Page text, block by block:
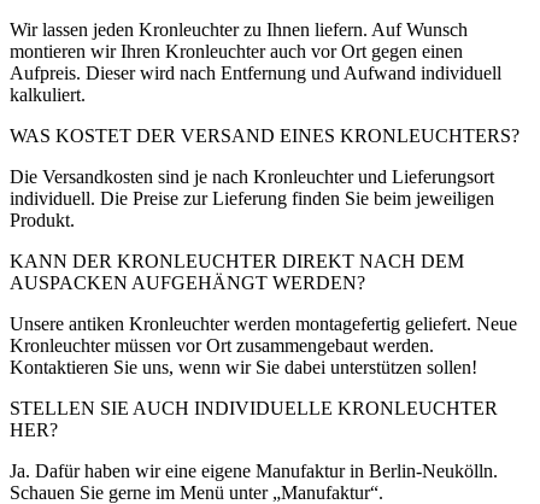
Wir lassen jeden Kronleuchter zu Ihnen liefern. Auf Wunsch
montieren wir Ihren Kronleuchter auch vor Ort gegen einen
Aufpreis. Dieser wird nach Entfernung und Aufwand individuell
kalkuliert.
WAS KOSTET DER VERSAND EINES KRONLEUCHTERS?
Die Versandkosten sind je nach Kronleuchter und Lieferungsort
individuell. Die Preise zur Lieferung finden Sie beim jeweiligen
Produkt.
KANN DER KRONLEUCHTER DIREKT NACH DEM
AUSPACKEN AUFGEHÄNGT WERDEN?
Unsere antiken Kronleuchter werden montagefertig geliefert. Neue
Kronleuchter müssen vor Ort zusammengebaut werden.
Kontaktieren Sie uns, wenn wir Sie dabei unterstützen sollen!
STELLEN SIE AUCH INDIVIDUELLE KRONLEUCHTER
HER?
Ja. Dafür haben wir eine eigene Manufaktur in Berlin-Neukölln.
Schauen Sie gerne im Menü unter „Manufaktur“.